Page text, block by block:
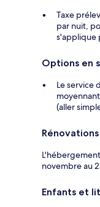
Taxe
par nuit,
s'applique
Options en
Le service
(aller
novembre au
Enfants et